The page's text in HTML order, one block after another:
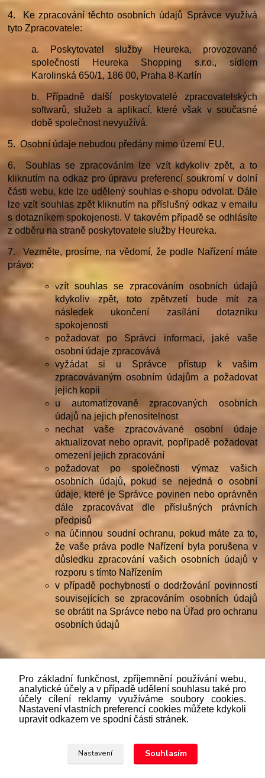
4. Ke zpracování těchto osobních údajů Správce využívá
tyto Zpracovatele:
a. Poskytovatel služby Heureka, provozované
společností Heureka Shopping s.r.o., sídlem
Karolinská 650/1, 186 00, Praha 8-Karlín
b. Případně další poskytovatelé zpracovatelských
softwarů, služeb a aplikací, které však v současné
době společnost nevyužívá.
5. Osobní údaje nebudou předány mimo území EU.
6. Souhlas se zpracováním lze vzít kdykoliv zpět, a to
kliknutím na odkaz pro úpravu preferencí soukromí v dolní
části webu, kde lze udělený souhlas e-shopu odvolat. Dále
lze vzít souhlas zpět kliknutím na příslušný odkaz v emailu
s dotazníkem spokojenosti. V takovém případě se odhlásíte
z odběru na straně poskytovatele služby Heureka.
7. Vezměte, prosíme, na vědomí, že podle Nařízení máte
právo:
vzít souhlas se zpracováním osobních údajů
kdykoliv zpět, toto zpětvzetí bude mít za
následek ukončení zasílání dotazníku
spokojenosti
požadovat po Správci informaci, jaké vaše
osobní údaje zpracovává
vyžádat si u Správce přístup k vašim
zpracovávaným osobním údajům a požadovat
jejich kopii
u automatizovaně zpracovaných osobních
údajů na jejich přenositelnost
nechat vaše zpracovávané osobní údaje
aktualizovat nebo opravit, popřípadě požadovat
omezení jejich zpracování
požadovat po společnosti výmaz vašich
osobních údajů, pokud se nejedná o osobní
údaje, které je Správce povinen nebo oprávněn
dále zpracovávat dle příslušných právních
předpisů
na účinnou soudní ochranu, pokud máte za to,
že vaše práva podle Nařízení byla porušena v
důsledku zpracování vašich osobních údajů v
rozporu s tímto Nařízením
v případě pochybností o dodržování povinností
souvisejících se zpracováním osobních údajů
se obrátit na Správce nebo na Úřad pro ochranu
osobních údajů
Podlezákona č. 112/mmmmm2016 Sb. o evidenci tržeb je
prodávající povinen vystavit kupujícímu účtenku. Zároveň je
případě technického výpadku pak nejpozději do 48 hodin.“
Upravit sběr cookies.
Pro základní funkčnost, zpříjemnění používání webu,
analytické účely a v případě udělení souhlasu také pro
účely cílení reklamy využíváme soubory cookies.
Nastavení vlastních preferencí cookies můžete kdykoli
upravit odkazem ve spodní části stránek.
Nastavení Souhlasím